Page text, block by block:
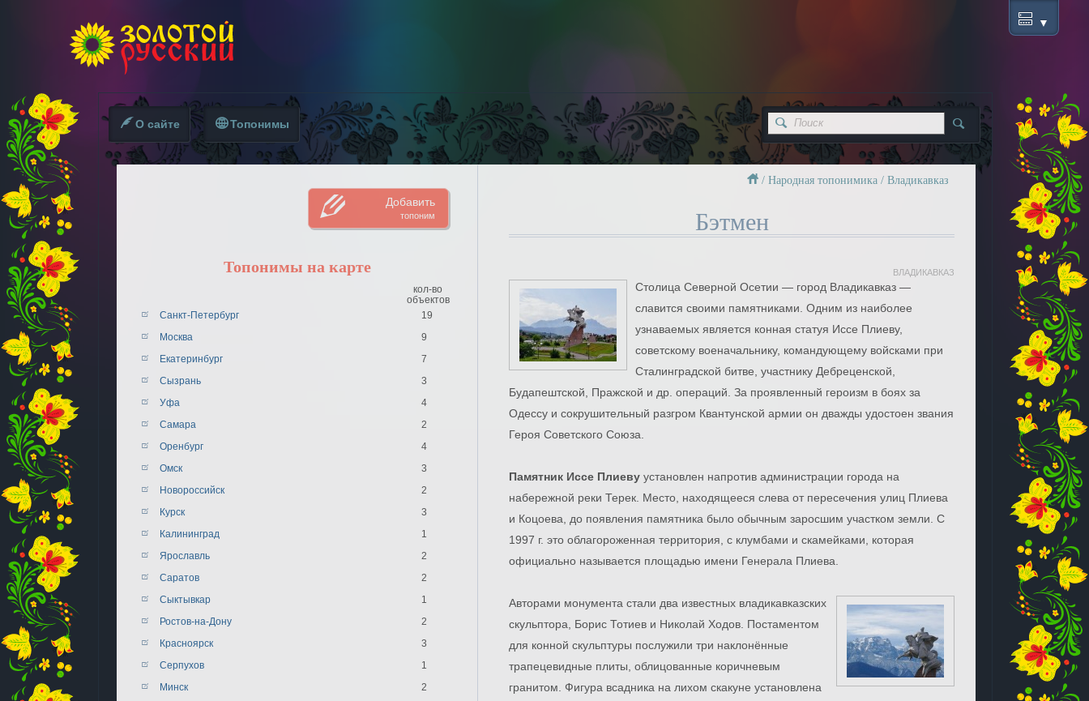
О сайте Топонимы
/ Народная топонимика / Владикавказ
Добавить
топоним
Топонимы на карте
кол-во
объектов
Санкт-Петербург
19
Москва 9
Екатеринбург 7
Сызрань 3
Уфа 4
Самара 2
Оренбург 4
Омск 3
Новороссийск 2
Курск 3
Калининград 1
Ярославль 2
Саратов 2
Сыктывкар 1
Ростов-на-Дону 2
Красноярск 3
Серпухов 1
Минск 2
Бэтмен
ВЛАДИКАВКАЗ
Столица Северной Осетии — город Владикавказ —
славится своими памятниками. Одним из наиболее
узнаваемых является конная статуя Иссе Плиеву,
советскому военачальнику, командующему войсками при
Сталинградской битве, участнику Дебреценской,
Будапештской, Пражской и др. операций. За проявленный героизм в боях за
Одессу и сокрушительный разгром Квантунской армии он дважды удостоен звания
Героя Советского Союза.
Памятник Иссе Плиеву установлен напротив администрации города на
набережной реки Терек. Место, находящееся слева от пересечения улиц Плиева
и Коцоева, до появления памятника было обычным заросшим участком земли. С
1997 г. это облагороженная территория, с клумбами и скамейками, которая
официально называется площадью имени Генерала Плиева.
Авторами монумента стали два известных владикавказских
скульптора, Борис Тотиев и Николай Ходов. Постаментом
для конной скульптуры послужили три наклонённые
трапецевидные плиты, облицованные коричневым
гранитом. Фигура всадника на лихом скакуне установлена